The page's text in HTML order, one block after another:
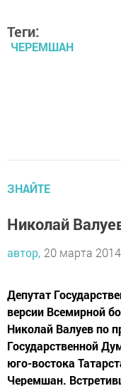
Теги:
ЧЕРЕМШАН
ЗНАЙТЕ
Николай
автор, 20 марта
Депутат
версии Всемирной
Николай Валуев по
Государственной
юго-востока
Черемшан.